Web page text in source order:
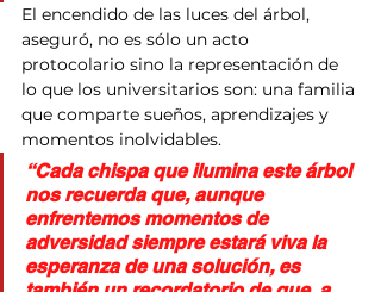
El encendido de las luces del árbol,
aseguró, no es sólo un acto
protocolario sino la representación de
lo que los universitarios son: una familia
que comparte sueños, aprendizajes y
momentos inolvidables.
“Cada chispa que ilumina este árbol
nos recuerda que, aunque
enfrentemos momentos de
adversidad siempre estará viva la
esperanza de una solución, es